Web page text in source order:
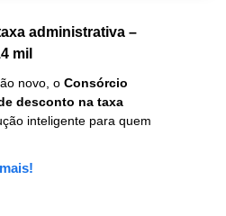
administrativa –
mil
novo, o Consórcio
desconto na taxa
inteligente para quem